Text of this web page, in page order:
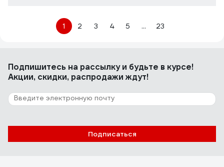
1 2 3 4 5 ... 23
Подпишитесь на рассылкуи будьте в курсе!
Акции, скидки, распродажи ждут!
Подписаться